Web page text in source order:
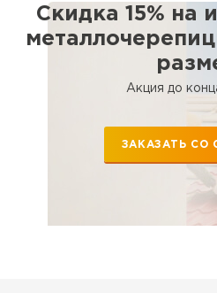
лицами.Скидка 15% на
Акция до
ЗАКАЗАТЬ СО